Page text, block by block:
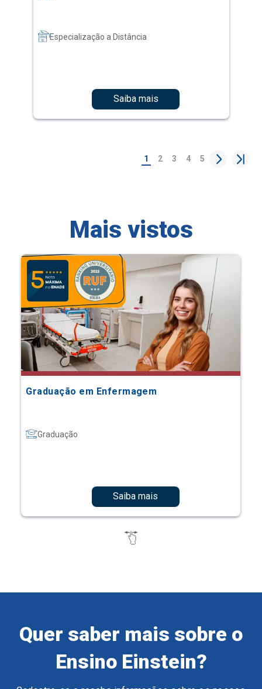
Especialização a Distância
Saiba mais
1 2 3 4 5
Mais vistos
Graduação em Enfermagem
Graduação
Saiba mais
Quer saber mais sobre o
Ensino Einstein?